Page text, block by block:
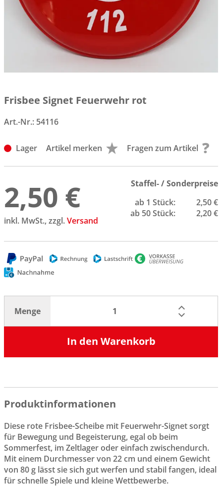
Frisbee Signet Feuerwehr rot
Art.-Nr.: 54116
Lager Artikel merken Fragen zum Artikel
2,50 €
inkl. MwSt., zzgl.Versand
Staffel- / Sonderpreise
ab 1 Stück:
2,50 €
ab 50 Stück:
2,20 €
Menge
In den Warenkorb
Produktinformationen
Diese rote Frisbee-Scheibe mit Feuerwehr-Signet sorgt
für Bewegung und Begeisterung, egal ob beim
Sommerfest, im Zeltlager oder einfach zwischendurch.
Mit einem Durchmesser von 22 cm und einem Gewicht
von 80 g lässt sie sich gut werfen und stabil fangen, ideal
für schnelle Spiele und kleine Wettbewerbe.